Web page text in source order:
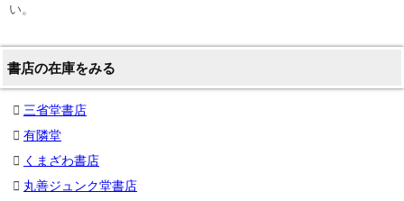
い。
書店の在庫をみる
三省堂書店
有隣堂
くまざわ書店
丸善ジュンク堂書店